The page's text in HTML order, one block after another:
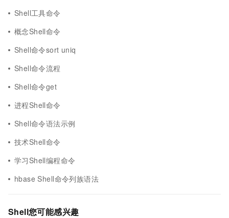
Shell工具命令
概念Shell命令
Shell命令sort uniq
Shell命令流程
Shell命令get
进程Shell命令
Shell命令语法示例
技术Shell命令
学习Shell编程命令
hbase Shell命令列族语法
Shell您可能感兴趣